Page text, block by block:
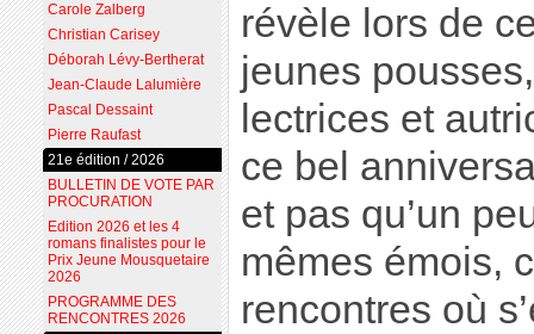
révèle lors de
jeunes
lectrices et
ce bel
et pas qu’un
mêmes émois,
rencontres où
Carole Zalberg
Christian Carisey
Déborah Lévy-Bertherat
Jean-Claude Lalumière
Pascal Dessaint
Pierre Raufast
21e édition / 2026
BULLETIN DE VOTE PAR
PROCURATION
Edition 2026 et les 4
romans finalistes pour le
Prix Jeune Mousquetaire
2026
PROGRAMME DES
RENCONTRES 2026